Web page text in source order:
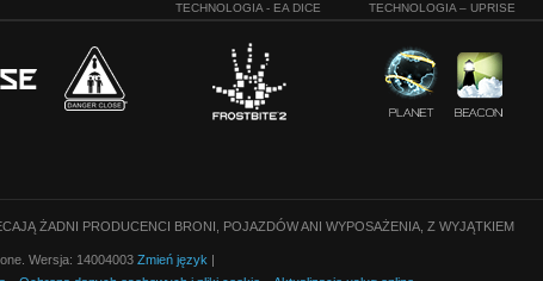
TECHNOLOGIA - EA DICE TECHNOLOGIA – UPRISE
ŻADNI PRODUCENCI BRONI, POJAZDÓW ANI WYPOSAŻENIA, Z WYJĄTKIEM
Wersja: 14004003 Zmień język |